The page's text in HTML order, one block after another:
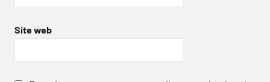
Site web